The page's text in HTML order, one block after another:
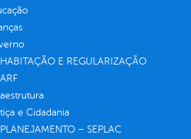
E REGULARIZAÇÃO
e Cidadania
– SEPLAC